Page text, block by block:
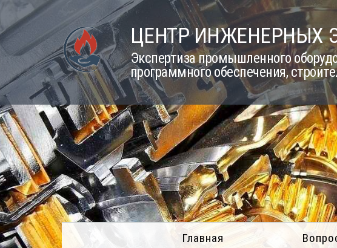
Skip
to
content
ЦЕНТР ИНЖЕНЕРНЫХ
Экспертиза промышленного
программного обеспечения,
Главная